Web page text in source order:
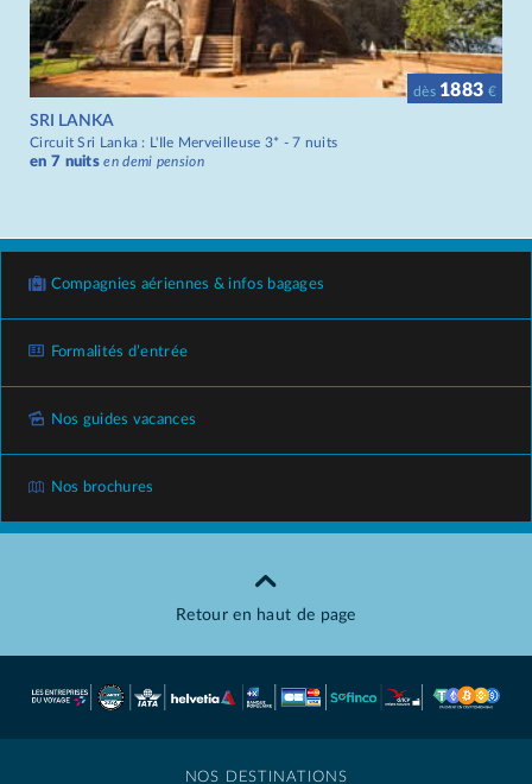
dès 1883 €
SRI LANKA
Circuit Sri Lanka : L'Ile Merveilleuse 3* - 7 nuits
en 7 nuitsen demi pension
Compagnies aériennes & infos bagages
Formalités d’entrée
Nos guides vacances
Nos brochures
Retour en haut de page
NOS DESTINATIONS